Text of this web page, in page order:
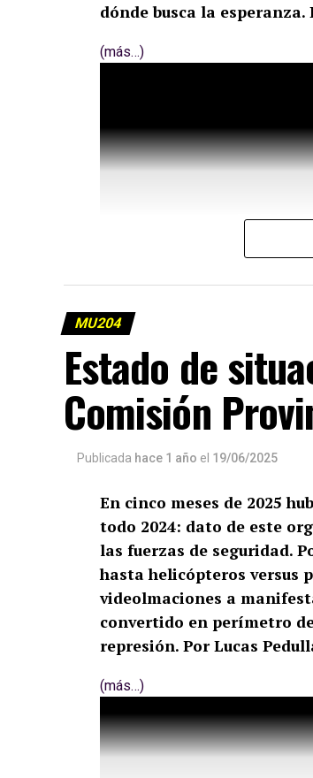
dónde busca la
(más…)
MU204
Estado de
Comisión
Publicada hace 1 año el 19/06/2025
En cinco meses de 2025
todo 2024: dato de este
las fuerzas de seguridad.
hasta helicópteros versus
videolmaciones a
convertido en perímetro
represión. Por Lucas
(más…)